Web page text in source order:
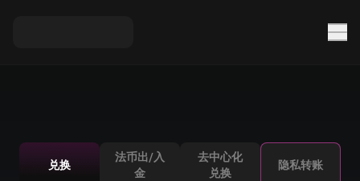
兑换
法币出/入
金
去中心化
兑换
隐私转账